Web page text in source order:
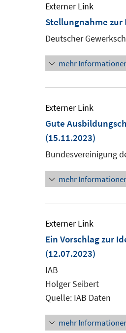
Externer Link
Stellungnahme zur
Deutscher
mehr
Externer Link
Gute
(15.11.2023)
Bundesvereinigung
mehr
Externer Link
Ein Vorschlag zur
(12.07.2023)
IAB
Holger Seibert
Quelle: IAB Daten
mehr